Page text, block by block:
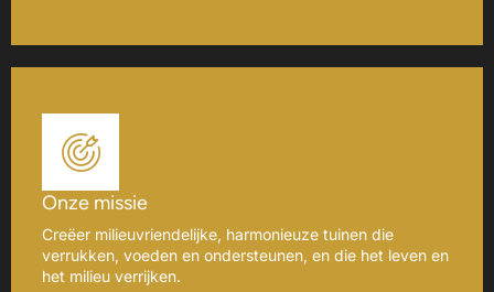
Onze missie
Creëer milieuvriendelijke, harmonieuze tuinen die
verrukken, voeden en ondersteunen, en die het leven en
het milieu verrijken.